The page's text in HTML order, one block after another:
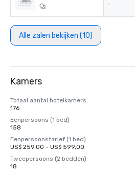
-
Alle zalen bekijken (10)
Kamers
Totaal aantal hotelkamers
176
Eenpersoons (1 bed)
158
Eenpersoonstarief (1 bed)
US$ 259,00 - US$ 599,00
Tweepersoons (2 bedden)
18